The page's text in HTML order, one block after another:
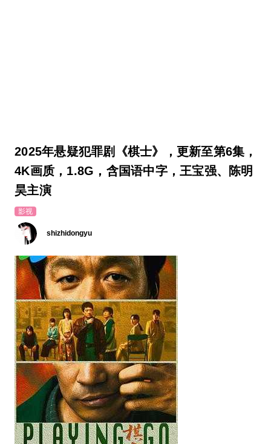
2025年悬疑犯罪剧《棋士》，更新至第6集，
4K画质，1.8G，含国语中字，王宝强、陈明
昊主演
影视
shizhidongyu